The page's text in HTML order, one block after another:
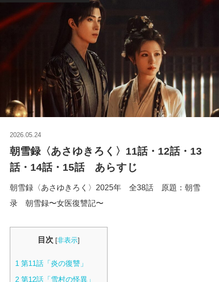
2026.05.24
朝雪録〈あさゆきろく〉11話・12話・13
話・14話・15話 あらすじ
朝雪録〈あさゆきろく〉2025年 全38話 原題：朝雪
录 朝雪録〜女医復讐記〜
目次 [非表示]
1 第11話「炎の復讐」
2 第12話「雪村の怪異」